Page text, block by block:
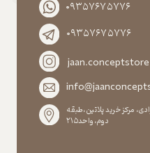
۰۹۳۵۷۶۷۵۷۷۶
۰۹۳۵۷۶۷۵۷۷۶
jaan.conceptstore
مرکز خرید پلاتین،طبقه
دوم،واحد۲۱۵